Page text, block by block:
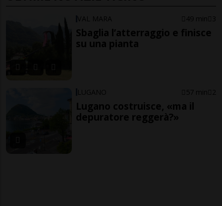
VAL MARA 49 min 3
Sbaglia l’atterraggio e finisce
su una pianta
LUGANO 57 min 2
Lugano costruisce, «ma il
depuratore reggerà?»